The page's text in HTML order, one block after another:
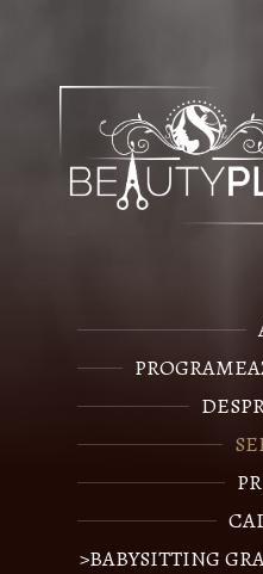
>BABYSITTING